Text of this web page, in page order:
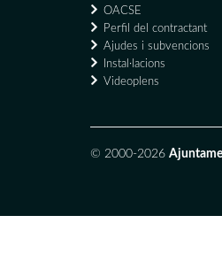
OACSE
Perfil del contractant
Ajudes i subvencions
Instal·lacions
Videoplens
© 2000-2026